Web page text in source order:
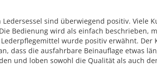
sind überwiegend positiv. Viele
Bedienung wird als einfach beschrieben,
wurde positiv erwähnt. Der
dass die ausfahrbare Beinauflage etwas
und loben sowohl die Qualität als auch